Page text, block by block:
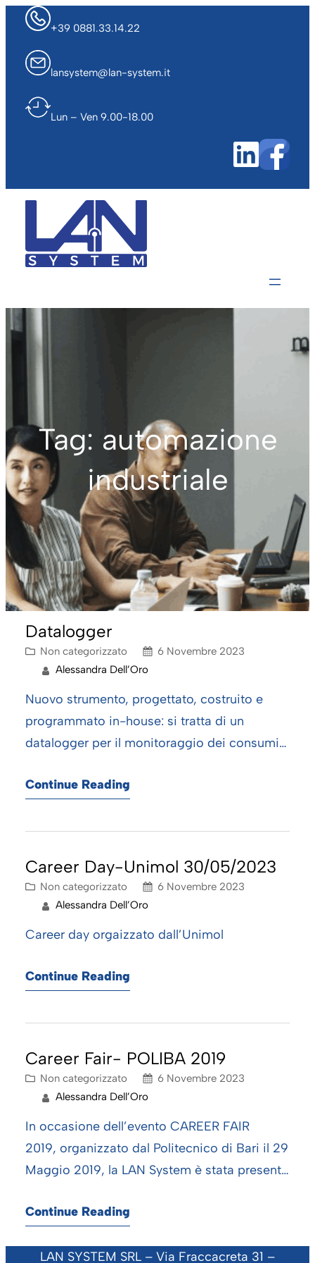
contenuto
+39 0881.33.14.22
lansystem@lan-system.it
Lun – Ven 9.00-18.00
Tag: automazione
industriale
Datalogger
Non categorizzato
6 Novembre 2023
Alessandra Dell’Oro
Nuovo strumento, progettato, costruito e
programmato in-house: si tratta di un
datalogger per il monitoraggio dei consumi
Continue Reading
Career Day-Unimol 30/05/2023
Non categorizzato
6 Novembre 2023
Alessandra Dell’Oro
Career day orgaizzato dall’Unimol
Continue Reading
Career Fair- POLIBA 2019
Non categorizzato
6 Novembre 2023
Alessandra Dell’Oro
In occasione dell’evento CAREER FAIR
2019, organizzato dal Politecnico di Bari il 29
Maggio 2019, la LAN System è stata presente
giovani neo-laureati i propri settori di attività
azienda, inoltre, ha organizzato il
Continue Reading
LAN SYSTEM SRL – Via Fraccacreta 31 –